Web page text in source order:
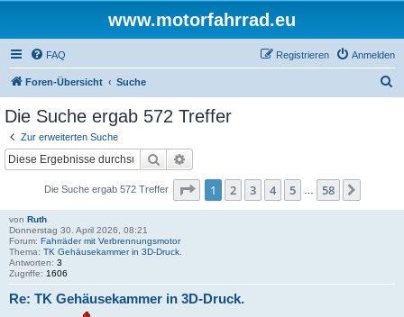
www.motorfahrrad.eu
FAQ Anmelden
Registrieren
Foren-Übersicht Suche
Die Suche ergab 572 Treffer
Zur erweiterten Suche
Suche
Die Suche ergab 572 Treffer Seite 1von 58
1 2 3 4 5 58
von Ruth
Donnerstag 30. April 2026, 08:21
Forum: Fahrräder mit Verbrennungsmotor
Thema: TK Gehäusekammer in 3D-Druck.
Antworten: 3
Zugriffe: 1606
Re: TK Gehäusekammer in 3D-Druck.